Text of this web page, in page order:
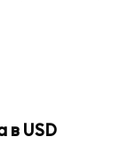
в USD